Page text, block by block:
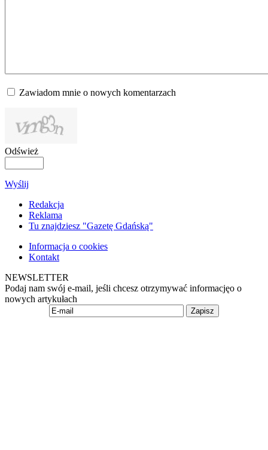
Zawiadom mnie o nowych komentarzach
Odśwież
Wyślij
Redakcja
Reklama
Tu znajdziesz "Gazetę Gdańską"
Informacja o cookies
Kontakt
NEWSLETTER
Podaj nam swój e-mail, jeśli chcesz otrzymywać informacjęo o
nowych artykułach
Zapisz